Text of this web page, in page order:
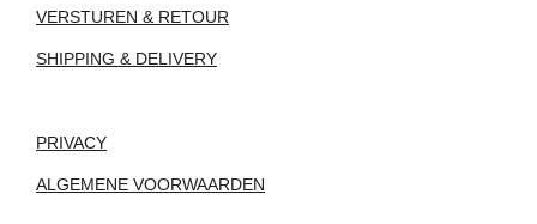
VERSTUREN & RETOUR
SHIPPING & DELIVERY
PRIVACY
ALGEMENE VOORWAARDEN